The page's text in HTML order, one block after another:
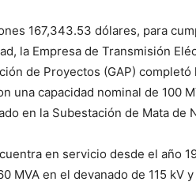
167,343.53 dólares, para
la Empresa de Transmisión
de Proyectos (GAP)
una capacidad nominal de 100
en la Subestación de Mata de
en servicio desde el año
MVA en el devanado de 115 kV